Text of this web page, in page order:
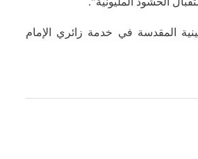
المقدسة في خدمة زائري الإمام